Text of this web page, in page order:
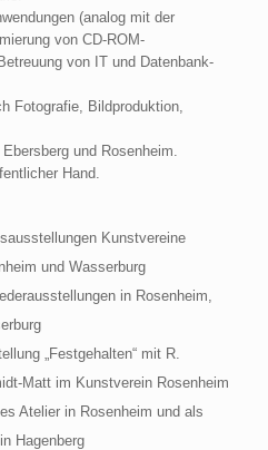
(analog mit der
von CD-ROM-
von IT und Datenbank-
Fotografie, Bildproduktion,
und Rosenheim.
Hand.
Kunstvereine
und Wasserburg
in Rosenheim,
„Festgehalten“ mit R.
Matt im Kunstverein Rosenheim
Atelier in Rosenheim und als
Hagenberg